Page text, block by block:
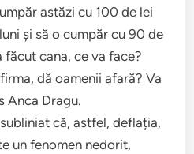
astăzi cu 100 de lei
și să o cumpăr cu 90 de
făcut cana, ce va face?
dă oamenii afară? Va
Anca Dragu.
că, astfel, deflația,
un fenomen nedorit,